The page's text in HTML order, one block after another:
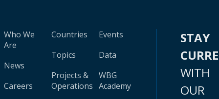
Who We
Are
News
Careers
Countries
Topics
Projects &
Operations
Events
Data
WBG
Academy
STAY
WITH
OUR